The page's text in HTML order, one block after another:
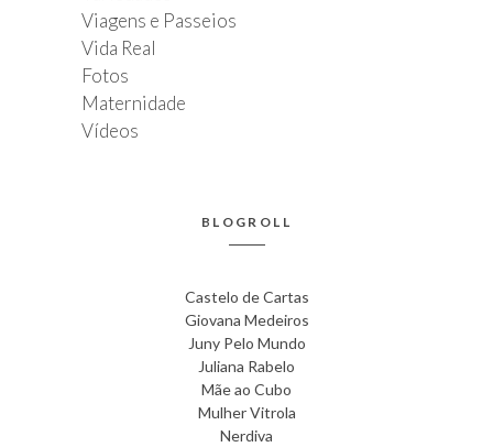
Viagens e Passeios
Vida Real
Fotos
Maternidade
Vídeos
BLOGROLL
Castelo de Cartas
Giovana Medeiros
Juny Pelo Mundo
Juliana Rabelo
Mãe ao Cubo
Mulher Vitrola
Nerdiva